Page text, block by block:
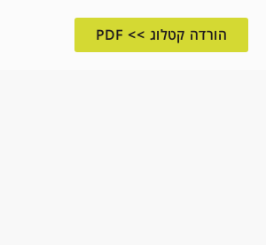
הורדה קטלוג >> PDF